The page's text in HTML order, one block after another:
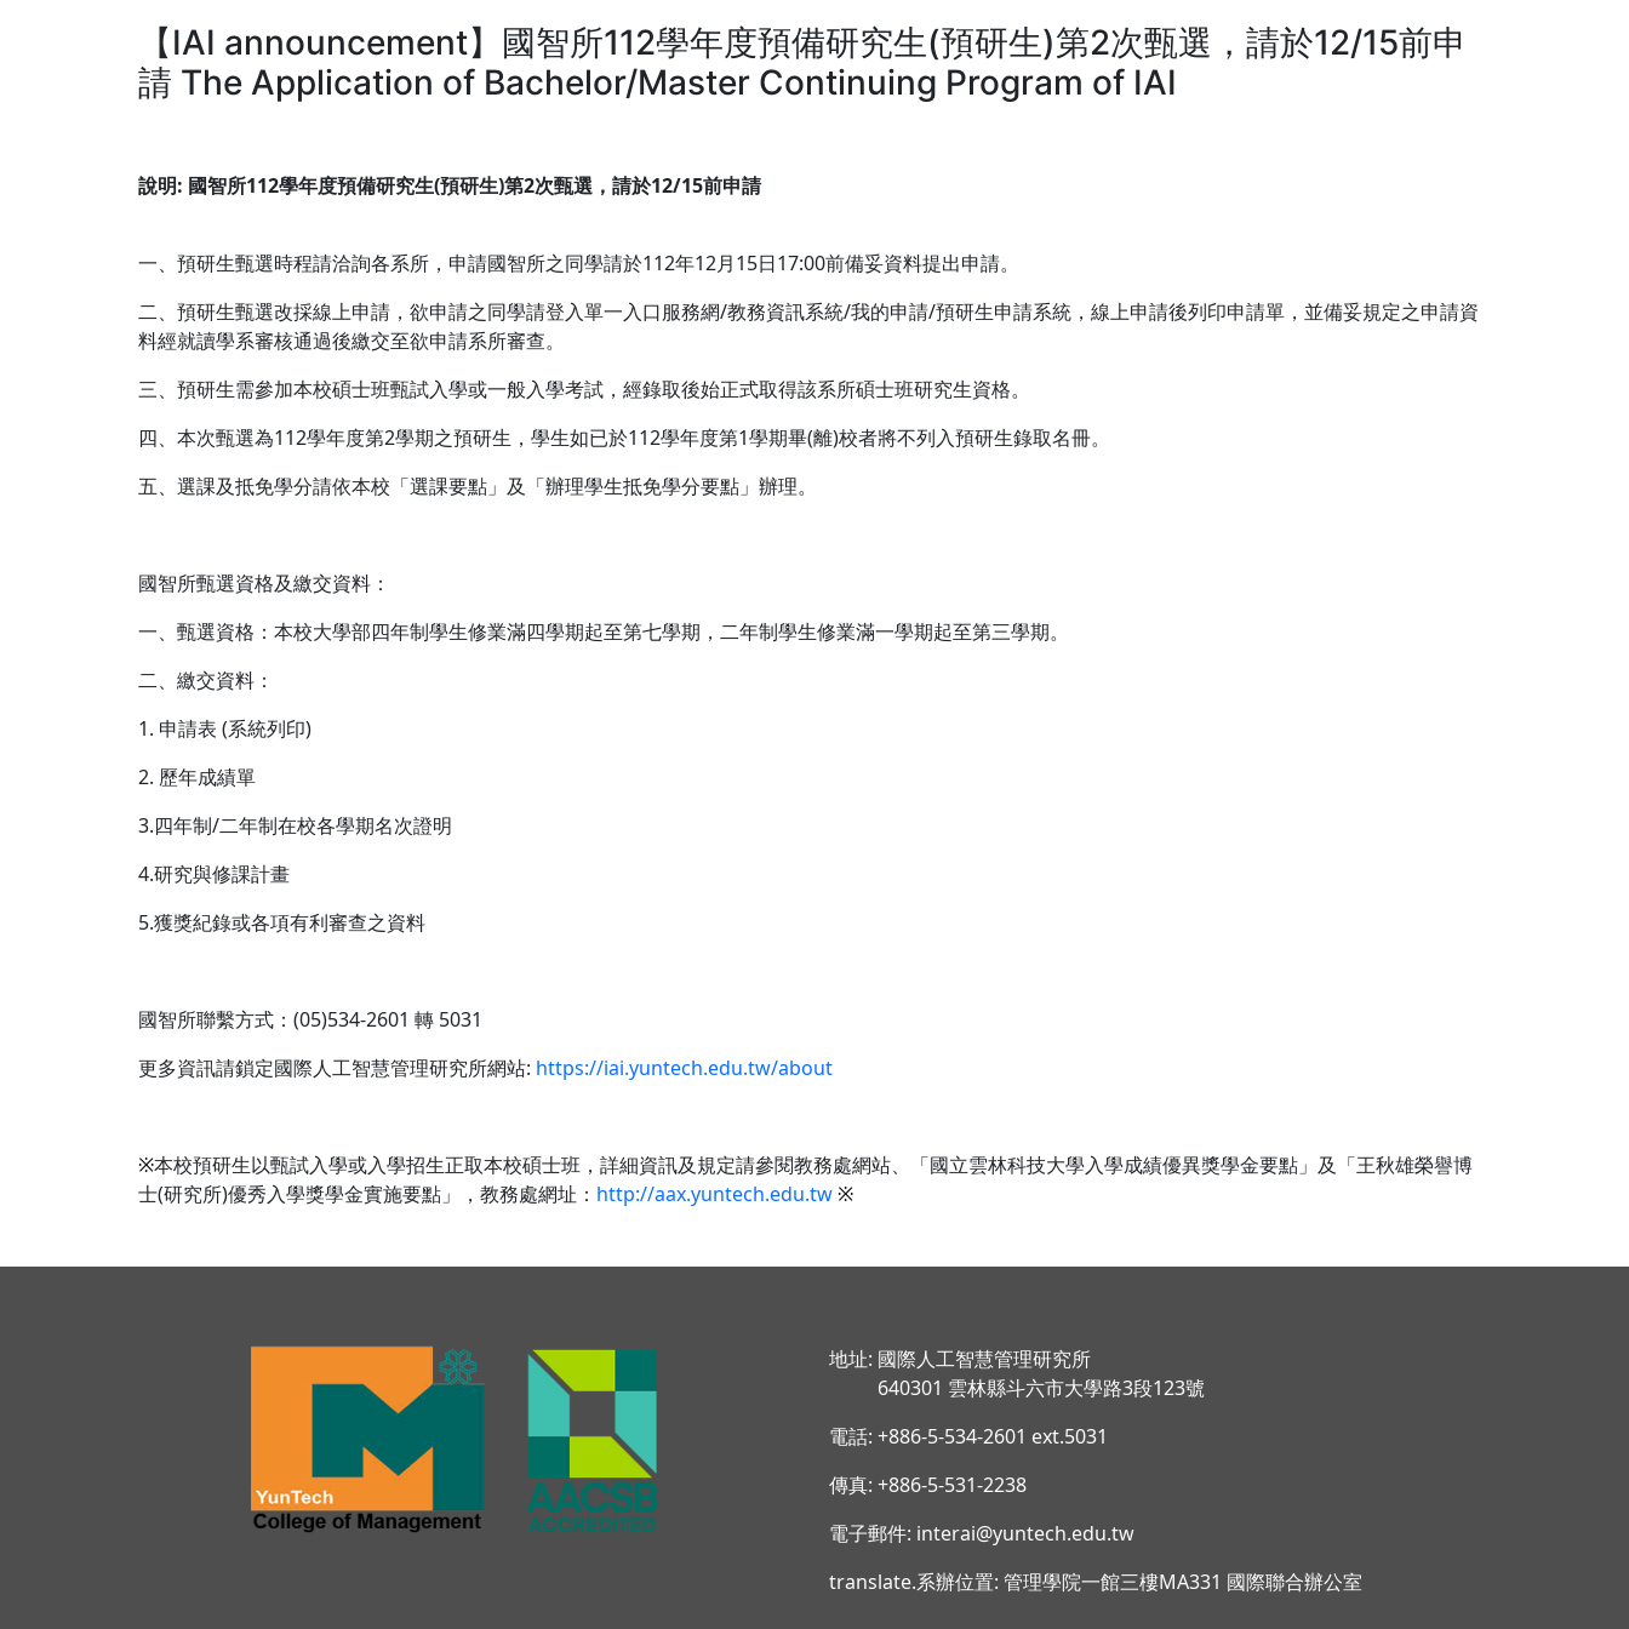
【IAI announcement】國智所112學年度預備研究生(預研生)第2次甄選，請於12/15前申
請 The Application of Bachelor/Master Continuing Program of IAI
說明: 國智所112學年度預備研究生(預研生)第2次甄選，請於12/15前申請
一、預研生甄選時程請洽詢各系所，申請國智所之同學請於112年12月15日17:00前備妥資料提出申請。
二、預研生甄選改採線上申請，欲申請之同學請登入單一入口服務網/教務資訊系統/我的申請/預研生申請系統，線上申請後列印申請單，並備妥規定之申請資
料經就讀學系審核通過後繳交至欲申請系所審查。
三、預研生需參加本校碩士班甄試入學或一般入學考試，經錄取後始正式取得該系所碩士班研究生資格。
四、本次甄選為112學年度第2學期之預研生，學生如已於112學年度第1學期畢(離)校者將不列入預研生錄取名冊。
五、選課及抵免學分請依本校「選課要點」及「辦理學生抵免學分要點」辦理。
國智所甄選資格及繳交資料：
一、甄選資格：本校大學部四年制學生修業滿四學期起至第七學期，二年制學生修業滿一學期起至第三學期。
二、繳交資料：
1. 申請表 (系統列印)
2. 歷年成績單
3.四年制/二年制在校各學期名次證明
4.研究與修課計畫
5.獲獎紀錄或各項有利審查之資料
國智所聯繫方式：(05)534-2601 轉 5031
更多資訊請鎖定國際人工智慧管理研究所網站: https://iai.yuntech.edu.tw/about
※本校預研生以甄試入學或入學招生正取本校碩士班，詳細資訊及規定請參閱教務處網站、「國立雲林科技大學入學成績優異獎學金要點」及「王秋雄榮譽博
士(研究所)優秀入學獎學金實施要點」，教務處網址： http://aax.yuntech.edu.tw※
地址: 國際人工智慧管理研究所
640301 雲林縣斗六市大學路3段123號
電話: +886-5-534-2601 ext.5031
傳真: +886-5-531-2238
電子郵件: interai@yuntech.edu.tw
translate.系辦位置: 管理學院一館三樓MA331 國際聯合辦公室